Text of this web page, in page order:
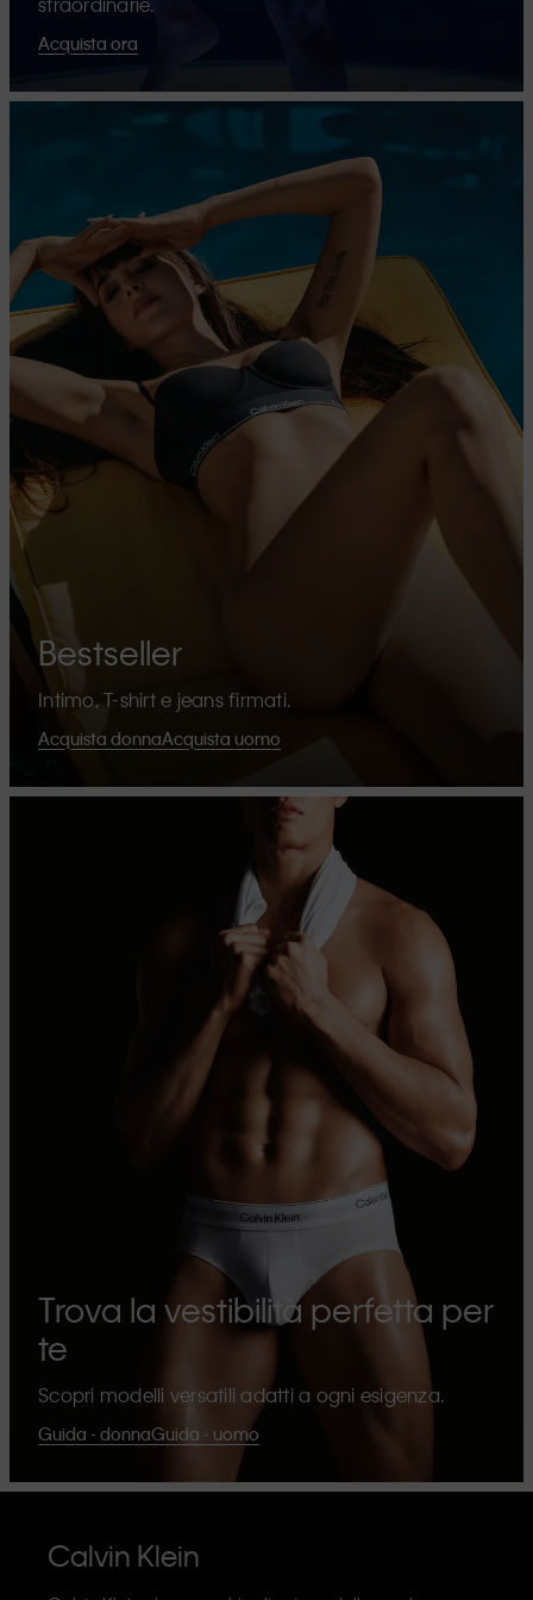
Acquista ora
Bestseller
Intimo, T-shirt e jeans firmati.
Acquista donnaAcquista uomo
Trova la vestibilità perfetta per
te
Scopri modelli versatili adatti a ogni esigenza.
Guida - donnaGuida - uomo
Calvin Klein